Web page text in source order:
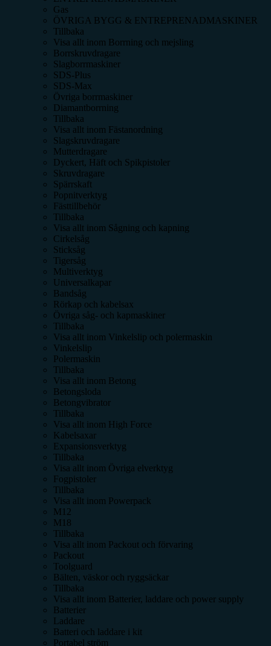
Gas
ÖVRIGA BYGG & ENTREPRENADMASKINER
Tillbaka
Visa allt inom Borrning och mejsling
Borrskruvdragare
Slagborrmaskiner
SDS-Plus
SDS-Max
Övriga borrmaskiner
Diamantborrning
Tillbaka
Visa allt inom Fästanordning
Slagskruvdragare
Mutterdragare
Dyckert, Häft och Spikpistoler
Skruvdragare
Spärrskaft
Popnitverktyg
Fästtillbehör
Tillbaka
Visa allt inom Sågning och kapning
Cirkelsåg
Sticksåg
Tigersåg
Multiverktyg
Universalkapar
Bandsåg
Rörkap och kabelsax
Övriga såg- och kapmaskiner
Tillbaka
Visa allt inom Vinkelslip och polermaskin
Vinkelslip
Polermaskin
Tillbaka
Visa allt inom Betong
Betongsloda
Betongvibrator
Tillbaka
Visa allt inom High Force
Kabelsaxar
Expansionsverktyg
Tillbaka
Visa allt inom Övriga elverktyg
Fogpistoler
Tillbaka
Visa allt inom Powerpack
M12
M18
Tillbaka
Visa allt inom Packout och förvaring
Packout
Toolguard
Bälten, väskor och ryggsäckar
Tillbaka
Visa allt inom Batterier, laddare och power supply
Batterier
Laddare
Batteri och laddare i kit
Portabel ström